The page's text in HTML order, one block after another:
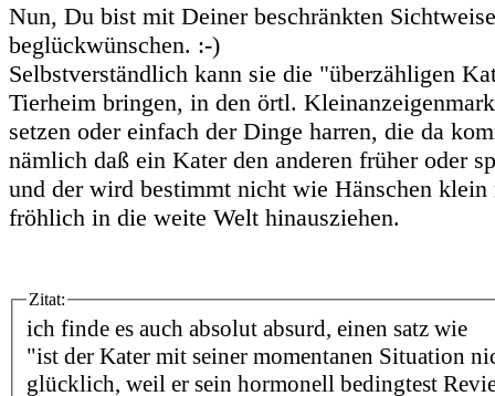
Nun, Du bist mit Deiner beschränkten
beglückwünschen. :-)
Selbstverständlich kann sie die "überzähligen
Tierheim bringen, in den örtl.
setzen oder einfach der Dinge harren, die da
nämlich daß ein Kater den anderen früher oder
und der wird bestimmt nicht wie Hänschen
fröhlich in die weite Welt hinausziehen.
Zitat:
ich finde es auch absolut absurd, einen satz wie
"ist der Kater mit seiner momentanen Situation
glücklich, weil er sein hormonell bedingtest